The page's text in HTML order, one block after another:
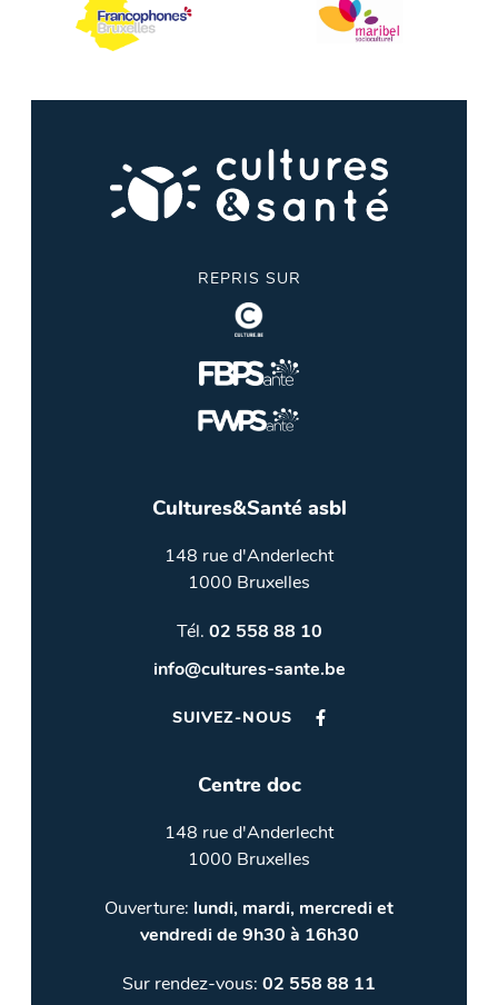
REPRIS SUR
Cultures&Santé asbl
148 rue d'Anderlecht
1000 Bruxelles
Tél. 02 558 88 10
info@cultures-sante.be
SUIVEZ-NOUS
Centre doc
148 rue d'Anderlecht
1000 Bruxelles
Ouverture: lundi, mardi, mercredi et
vendredi de 9h30 à 16h30
Sur rendez-vous: 02 558 88 11